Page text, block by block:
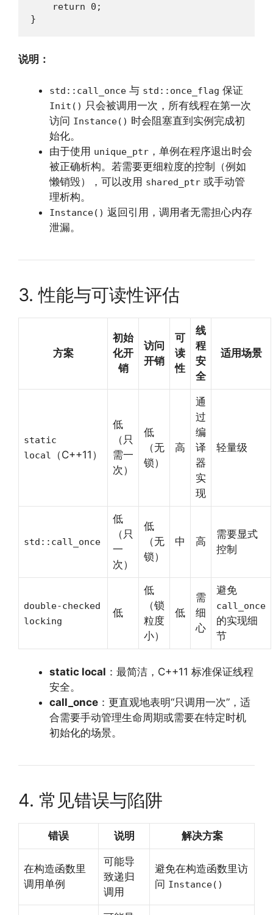
    return 0;
}
说明：
std::call_once 与 std::once_flag 保证
Init()
只会被调用一次，所有线程在第一次
访问 Instance() 时会阻塞直到实例完成初
始化。
由于使用 unique_ptr ，单例在程序退出时会
被正确析构。若需要更细粒度的控制（例如
懒销毁），可以改用 shared_ptr 或手动管
理析构。
Instance() 返回引用，调用者无需担心内存
泄漏。
3. 性能与可读性评估
方案
初始
化开
销
访问
开销
可
读
性
线
程
安
全
适用场景
static
local
（C++11）
低
（只
需一
次）
低
（无
锁）
高
通
过
编
译
器
实
现
轻量级
std::call_once
低
（只
一
次）
低
（无
锁）
中 高
需要显式
控制
double-checked
locking
低
低
（锁
粒度
小）
低
需
细
心
避免
call_once
的实现细
节
static local ：最简洁，C++11 标准保证线程
安全。
call_once ：更直观地表明“只调用一次”，适
合需要手动管理生命周期或需要在特定时机
初始化的场景。
4. 常见错误与陷阱
错误 说明 解决方案
在构造函数里
调用单例
可能导
致递归
调用
避免在构造函数里访
问 Instance()